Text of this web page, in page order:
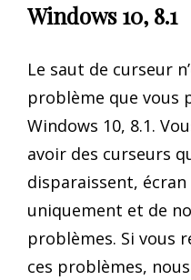
Windows 10, 8.1
Le saut de curseur
problème que vous
Windows 10, 8.1.
avoir des curseurs
disparaissent,
uniquement et de
problèmes. Si vous
ces problèmes,